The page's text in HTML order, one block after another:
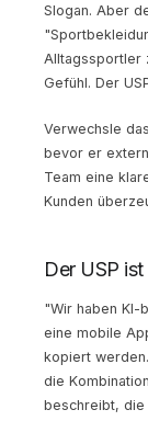
Slogan. Aber
Alltagssportler
Gefühl. Der
Verwechsle
bevor er
Team eine
Kunden
Der USP
"Wir haben KI-
eine mobile
kopiert
die
beschreibt, die